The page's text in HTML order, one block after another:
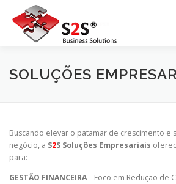
para
conteúdo
INÍCIO SOBRE A S2S
POLÍTICA DE PRIVACIDADE
SOLUÇÕES
Buscando elevar o patamar de crescimento e
negócio, a S2S Soluções Empresariais
para:
GESTÃO FINANCEIRA– Foco em Redução de